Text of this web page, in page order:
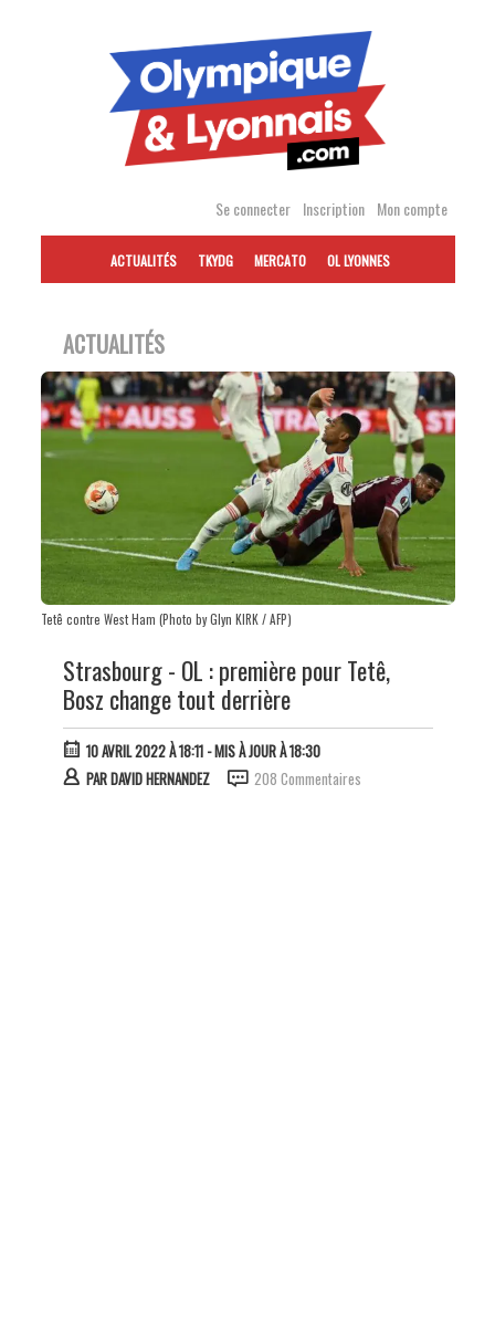
Se connecter Inscription Mon compte
ACTUALITÉS TKYDG MERCATO OL LYONNES
ACTUALITÉS
Tetê contre West Ham (Photo by Glyn KIRK / AFP)
Strasbourg - OL : première pour Tetê,
Bosz change tout derrière
10 AVRIL 2022 À 18:11- MIS À JOUR À 18:30
PARDAVID HERNANDEZ 208 Commentaires